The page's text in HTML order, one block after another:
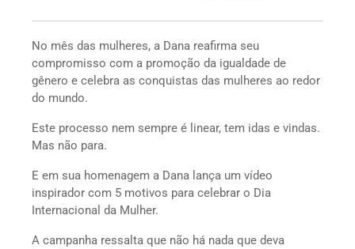
No mês das mulheres, a Dana reafirma seu
compromisso com a promoção da igualdade de
gênero e celebra as conquistas das mulheres ao redor
do mundo.
Este processo nem sempre é linear, tem idas e vindas.
Mas não para.
E em sua homenagem a Dana lança um vídeo
inspirador com 5 motivos para celebrar o Dia
Internacional da Mulher.
A campanha ressalta que não há nada que deva